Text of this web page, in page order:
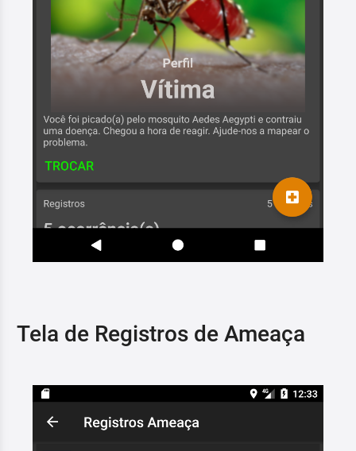
Tela de Registros de Ameaça